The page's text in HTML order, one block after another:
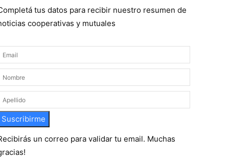
tus datos para recibir nuestro resumen de
cooperativas y mutuales
Suscribirme
un correo para validar tu email. Muchas